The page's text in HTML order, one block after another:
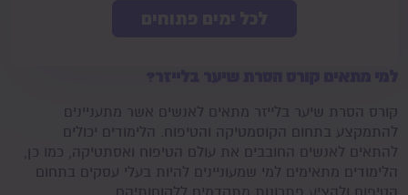
קורס הסרת שיער בלייזר מתאים לאנשים אשר מתעניינים
להתמקצע בתחום הקוסמטיקה והטיפוח. הלימודים יכולים
להתאים לאנשים החובבים את עולם הטיפוח ואסתטיקה, כמו כן,
הלימודים מתאימים למי שמעוניינים להיות בעלי עסקים בתחום